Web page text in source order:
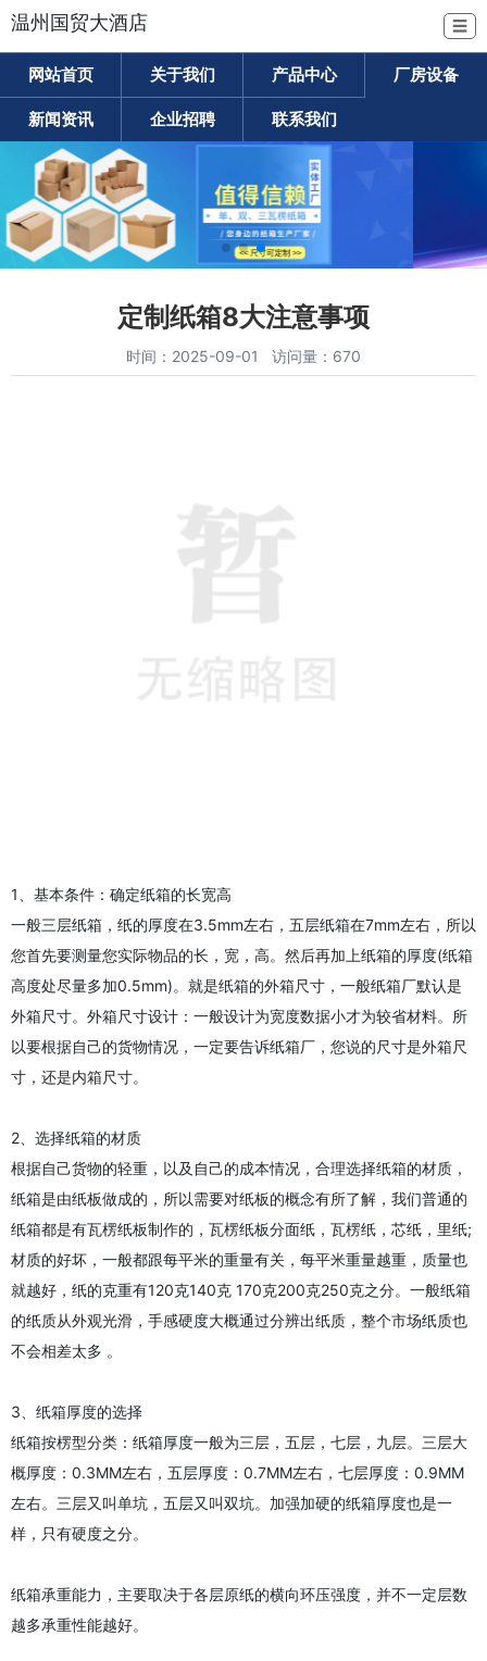
温州国贸大酒店 ☰
网站首页 关于我们 产品中心 厂房设备
新闻资讯 企业招聘 联系我们
定制纸箱8大注意事项
时间：2025-09-01 访问量：670
1、基本条件：确定纸箱的长宽高
一般三层纸箱，纸的厚度在3.5mm左右，五层纸箱在7mm左右，所以
您首先要测量您实际物品的长，宽，高。然后再加上纸箱的厚度(纸箱
高度处尽量多加0.5mm)。就是纸箱的外箱尺寸，一般纸箱厂默认是
外箱尺寸。外箱尺寸设计：一般设计为宽度数据小才为较省材料。所
以要根据自己的货物情况，一定要告诉纸箱厂，您说的尺寸是外箱尺
寸，还是内箱尺寸。
2、选择纸箱的材质
根据自己货物的轻重，以及自己的成本情况，合理选择纸箱的材质，
纸箱是由纸板做成的，所以需要对纸板的概念有所了解，我们普通的
纸箱都是有瓦楞纸板制作的，瓦楞纸板分面纸，瓦楞纸，芯纸，里纸;
材质的好坏，一般都跟每平米的重量有关，每平米重量越重，质量也
就越好，纸的克重有120克140克 170克200克250克之分。一般纸箱
的纸质从外观光滑，手感硬度大概通过分辨出纸质，整个市场纸质也
不会相差太多 。
3、纸箱厚度的选择
纸箱按楞型分类：纸箱厚度一般为三层，五层，七层，九层。三层大
概厚度：0.3MM左右，五层厚度：0.7MM左右，七层厚度：0.9MM
左右。三层又叫单坑，五层又叫双坑。加强加硬的纸箱厚度也是一
样，只有硬度之分。
纸箱承重能力，主要取决于各层原纸的横向环压强度，并不一定层数
越多承重性能越好。